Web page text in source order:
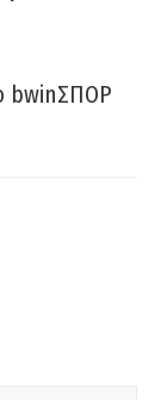
bwinΣΠΟΡ